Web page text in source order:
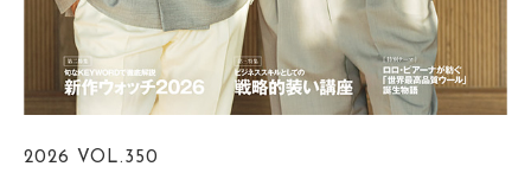
2026 VOL.350